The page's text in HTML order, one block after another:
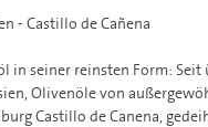
- Castillo de Cañena
in seiner reinsten Form:
Olivenöle von
Castillo de Canena,